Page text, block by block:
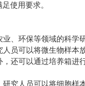
使用要求。
、环保等领域的科学
员可以将微生物样
还可以通过培养箱
究人员可以将细胞